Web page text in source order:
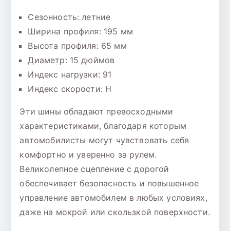
Сезонность: летние
Ширина профиля: 195 мм
Высота профиля: 65 мм
Диаметр: 15 дюймов
Индекс нагрузки: 91
Индекс скорости: H
Эти шины обладают превосходными
характеристиками, благодаря которым
автомобилисты могут чувствовать себя
комфортно и уверенно за рулем.
Великолепное сцепление с дорогой
обеспечивает безопасность и повышенное
управление автомобилем в любых условиях,
даже на мокрой или скользкой поверхности.